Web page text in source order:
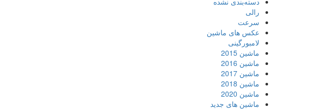
رالی
سرعت
عکس های ماشین
لامبورگینی
ماشین 2015
ماشین 2016
ماشین 2017
ماشین 2018
ماشین 2020
ماشین های جدید